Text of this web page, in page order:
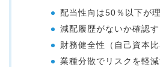
配当性向は50％以下が
減配履歴がないか確認す
財務健全性（自己資本比
業種分散でリスクを軽減